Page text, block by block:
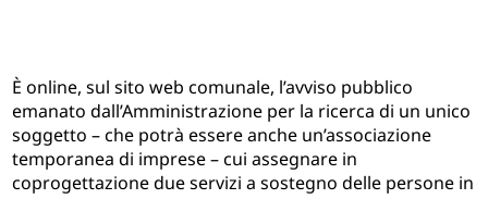
È online, sul sito web comunale, l’avviso pubblico
emanato dall’Amministrazione per la ricerca di un unico
soggetto – che potrà essere anche un’associazione
temporanea di imprese – cui assegnare in
coprogettazione due servizi a sostegno delle persone in